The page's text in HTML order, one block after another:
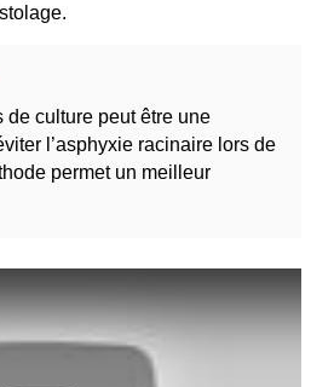
culture peut être une
l’asphyxie racinaire lors de
permet un meilleur